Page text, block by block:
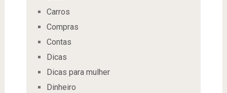
Carros
Compras
Contas
Dicas
Dicas para mulher
Dinheiro